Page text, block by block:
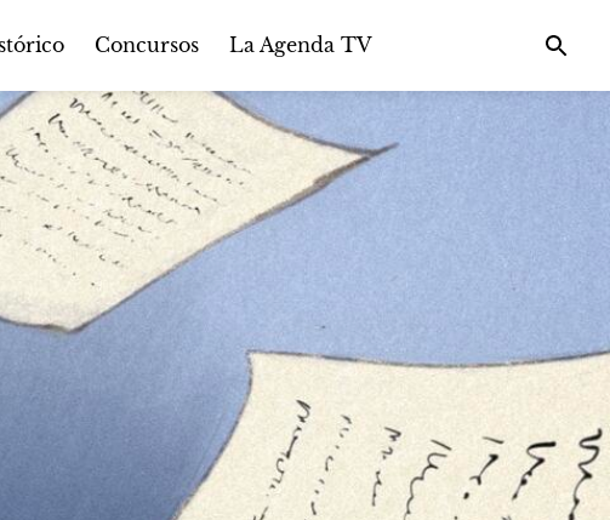
Concursos La Agenda TV